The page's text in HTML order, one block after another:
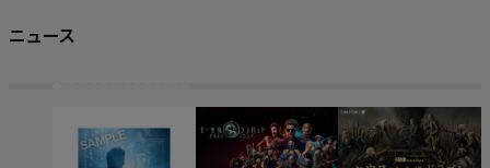
ニュース